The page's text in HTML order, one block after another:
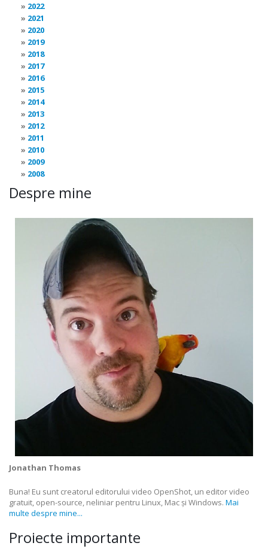
2022
2021
2020
2019
2018
2017
2016
2015
2014
2013
2012
2011
2010
2009
2008
Despre mine
Jonathan Thomas
Buna! Eu sunt creatorul editorului video OpenShot, un editor video
gratuit, open-source, neliniar pentru Linux, Mac și Windows. Mai
multe despre mine...
Proiecte importante